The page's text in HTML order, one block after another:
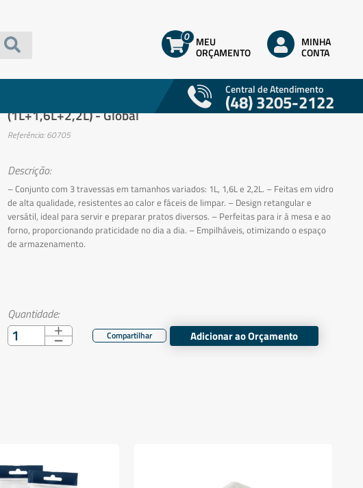
MEU
ORÇAMENTO
0 MINHA
CONTA
Central de Atendimento
(48) 3205-2122
COZINHA
Jogo de travessas retangulares em vidro 3 peças
(1L+1,6L+2,2L) - Global
Referência: 60705
Descrição:
– Conjunto com 3 travessas em tamanhos variados: 1L, 1,6L e 2,2L. – Feitas em vidro
de alta qualidade, resistentes ao calor e fáceis de limpar. – Design retangular e
versátil, ideal para servir e preparar pratos diversos. – Perfeitas para ir à mesa e ao
forno, proporcionando praticidade no dia a dia. – Empilháveis, otimizando o espaço
de armazenamento.
Quantidade:
Adicionar ao Orçamento